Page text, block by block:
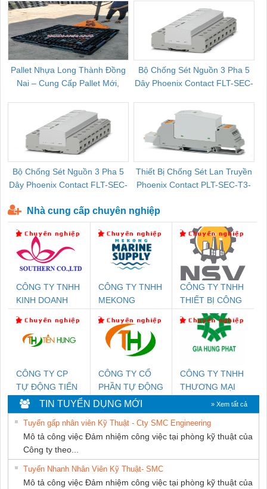
Pallet Nhựa Long Thành Đồng
Nai – Cung Cấp Pallet Mới,
Bộ Chống Sét Nguồn 3 Pha 5
Dây Phoenix Contact FLT-SEC-
Bộ Chống Sét Nguồn 3 Pha 5
Dây Phoenix Contact FLT-SEC-
Thiết Bị Chống Sét Lan Truyền
Phoenix Contact PLT-SEC-T3-
Nhà cung cấp chuyên nghiệp
CÔNG TY TNHH
KINH DOANH
PHƯƠNG NAM
CÔNG TY TNHH
MEKONG
SUPPLY
CÔNG TY TNHH
THIẾT BỊ CÔNG
NGHIỆP NIHON
SETSUBI VIỆT
CÔNG TY CP
TỰ ĐỘNG TIẾN
HƯNG
CÔNG TY CỔ
PHẦN TỰ ĐỘNG
TIẾN HƯNG
CÔNG TY TNHH
THƯƠNG MẠI
DỊCH VỤ KỸ
THUẬT ĐIỆN CƠ
GIA HƯNG
PHÁT
TIN TUYỂN DỤNG MỚI » Xem tất cả
Tuyển gấp nhân viên Kỹ Thuật - Cty SMC Engineering
Mô tả công việc Đảm nhiệm công việc tại phòng kỹ thuật của
Công ty theo...
Tuyển Nhanh Nhân Viên Kỹ Thuật- SMC
Mô tả công việc Đảm nhiệm công việc tại phòng kỹ thuật của